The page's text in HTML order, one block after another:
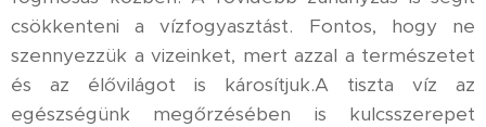
csökkenteni a vízfogyasztást. Fontos, hogy ne
szennyezzük a vizeinket, mert azzal a természetet
és az élővilágot is károsítjuk.A tiszta víz az
egészségünk megőrzésében is kulcsszerepet